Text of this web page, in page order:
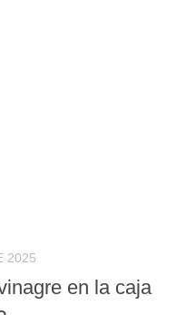
2025
en la caja